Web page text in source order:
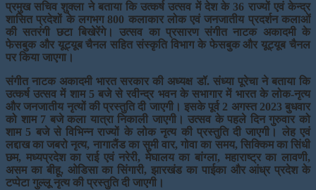
प्रमुख सचिव शुक्ला ने बताया कि उत्कर्ष उत्सव में देश के 36 राज्यों एवं केन्द्र
शासित प्रदेशों के लगभग 800 कलाकार लोक एवं जनजातीय प्रदर्शन कलाओं
की सतरंगी छटा बिखेरेंगे। उत्सव का प्रसारण संगीत नाटक अकादमी के
फेसबुक और यूट्यूब चैनल सहित संस्कृति विभाग के फेसबुक और यूट्यूब चैनल
पर किया जाएगा।
संगीत नाटक अकादमी भारत सरकार की अध्यक्ष डॉ. संध्या पूरेचा ने बताया कि
उत्कर्ष उत्सव में शाम 5 बजे से रवीन्द्र भवन के सभागार में भारत के लोक-नृत्य
और जनजातीय नृत्यों की प्रस्तुति दी जाएगी। इसके पूर्व 2 अगस्त 2023 बुधवार
को शाम 7 बजे कला यात्रा निकाली जाएगी। उत्सव के पहले दिन गुरुवार को
शाम 5 बजे से विभिन्न राज्यों के लोक नृत्य की प्रस्तुति दी जाएगी। लेह एवं
लद्दाख का जबरो नृत्य, नागालैंड का सुमी वार, गोवा का समय, सिक्किम का सिंधी
छम, मध्यप्रदेश का राई एवं नरेरी, मेघालय का बांग्ला, महाराष्ट्र का लावणी,
असम का बीहू, ओडिसा का सिंगारी, झारखंड का पाईका और आंध्र प्रदेश के
टप्पेटा गुल्लू नृत्य की प्रस्तुति दी जाएगी।